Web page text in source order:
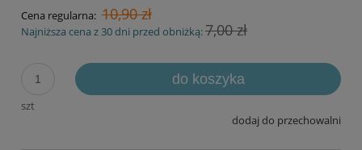
Cena regularna: 10,90 zł
Najniższa cena z 30 dni przed obniżką:7,00 zł
szt
do koszyka
dodaj do przechowalni